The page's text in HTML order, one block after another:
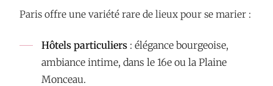
Paris offre une variété rare de lieux pour se marier :
Hôtels particuliers : élégance bourgeoise,
ambiance intime, dans le 16e ou la Plaine
Monceau.